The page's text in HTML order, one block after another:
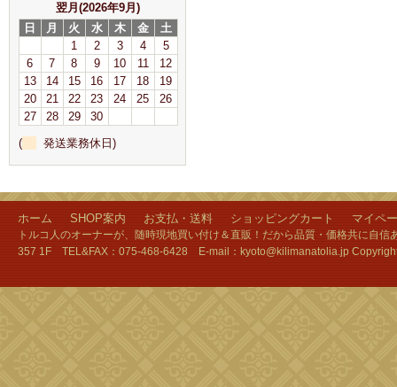
翌月(2026年9月)
日
月 火 水 木 金
土
1
2 3 4
5
6
7 8 9 10 11
12
13
14 15 16 17 18
19
20
21 22 23 24 25
26
27
28 29
30
(
発送業務休日)
ホーム SHOP案内 お支払・送料 ショッピングカート マイペ
トルコ人のオーナーが、随時現地買い付け＆直販！だから品質・価格共に自
357 1F TEL&FAX：075-468-6428 E-mail：kyoto@kilimanatolia.jp